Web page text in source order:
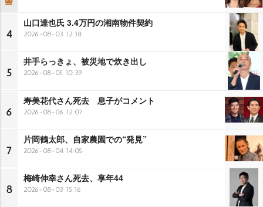
4
山口達也氏 3.4万円の湘南物件契約
2026-08-03 12:18
5
井手らっきょ、被災地で炊き出し
2026-08-05 10:39
6
寿美花代さん死去 息子がコメント
2026-08-06 12:07
7
片岡鶴太郎、自家農園での“発見”
2026-08-04 14:05
8
梅崎伸幸さん死去、享年44
2026-08-03 15:16